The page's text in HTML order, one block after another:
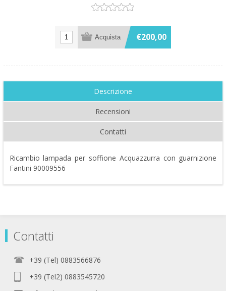
€200,00
Descrizione
Recensioni
Contatti
Ricambio lampada per soffione Acquazzurra con guarnizione
Fantini 90009556
Contatti
+39 (Tel) 0883566876
+39 (Tel2) 0883545720